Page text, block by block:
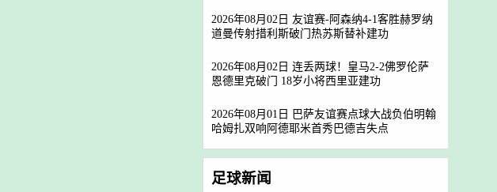
2026年08月02日 友谊赛-阿森纳4-1客胜赫罗纳
道曼传射措利斯破门热苏斯替补建功
2026年08月02日 连丢两球！皇马2-2佛罗伦萨
恩德里克破门 18岁小将西里亚建功
2026年08月01日 巴萨友谊赛点球大战负伯明翰
哈姆扎双响阿德耶米首秀巴德吉失点
足球新闻